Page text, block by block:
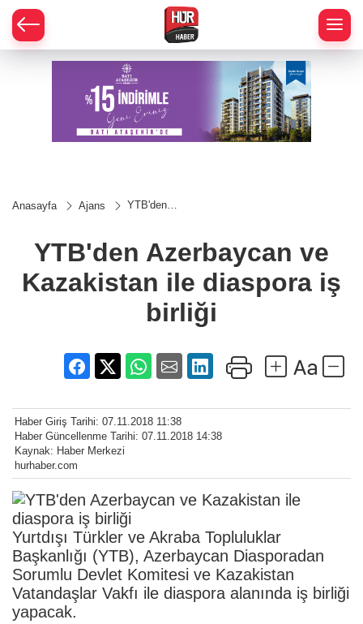
Anasayfa Ajans
YTB'den
Kazakistan
ile diaspora
YTB'den Azerbaycan ve
Kazakistan ile diaspora iş
birliği
Haber Giriş Tarihi: 07.11.2018 11:38
Haber Güncellenme Tarihi: 07.11.2018 14:38
Kaynak: Haber Merkezi
hurhaber.com
Yurtdışı Türkler ve Akraba Topluluklar
Başkanlığı (YTB), Azerbaycan Diasporadan
Sorumlu Devlet Komitesi ve Kazakistan
Vatandaşlar Vakfı ile diaspora alanında iş birliği
yapacak.